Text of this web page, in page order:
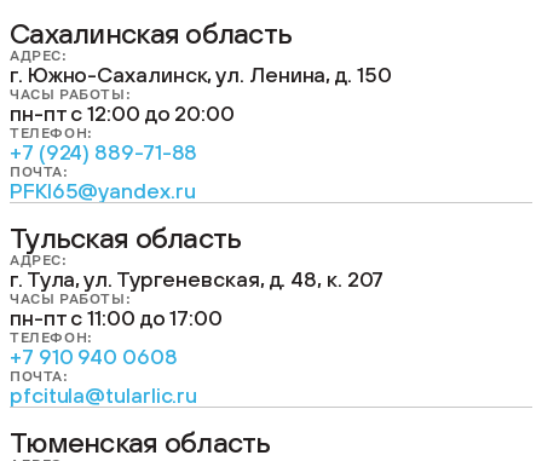
Сахалинская область
АДРЕС:
г. Южно-Сахалинск, ул. Ленина, д. 150
ЧАСЫ РАБОТЫ:
пн-пт с 12:00 до 20:00
ТЕЛЕФОН:
+7 (924) 889-71-88
ПОЧТА:
PFKI65@yandex.ru
Тульская область
АДРЕС:
г. Тула, ул. Тургеневская, д. 48, к. 207
ЧАСЫ РАБОТЫ:
пн-пт с 11:00 до 17:00
ТЕЛЕФОН:
+7 910 940 0608
ПОЧТА:
pfcitula@tularlic.ru
Тюменская область